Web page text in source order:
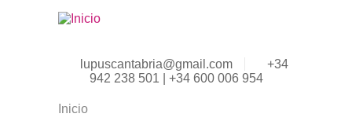
lupuscantabria@gmail.com
+34
942 238 501 | +34 600 006 954
Se encuentra usted aquí
Inicio